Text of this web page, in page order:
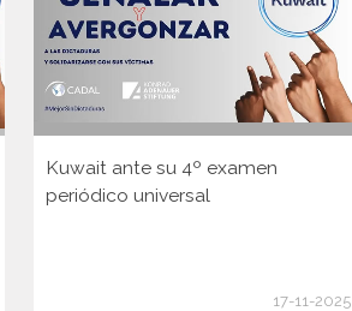
Kuwait ante su 4º examen
periódico universal
17-11-2025